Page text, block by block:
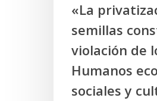
Derechos
Humanos
económicos,
sociales
«La
semillas
violación de
Humanos
sociales y